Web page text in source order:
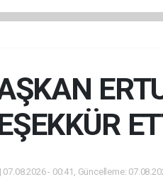
- 00:41, Güncelleme: